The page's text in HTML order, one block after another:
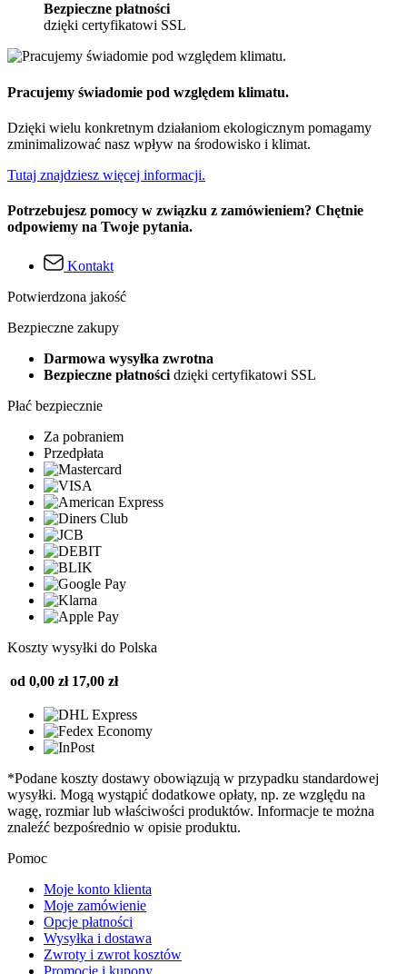
Bezpieczne płatności
dzięki certyfikatowi SSL
Pracujemy świadomie pod względem klimatu.
Dzięki wielu konkretnym działaniom ekologicznym pomagamy
zminimalizować nasz wpływ na środowisko i klimat.
Tutaj znajdziesz więcej informacji.
Potrzebujesz pomocy w związku z zamówieniem? Chętnie
odpowiemy na Twoje pytania.
Kontakt
Potwierdzona jakość
Bezpieczne zakupy
Darmowa wysyłka zwrotna
Bezpieczne płatnościdzięki certyfikatowi SSL
Płać bezpiecznie
Za pobraniem
Przedpłata
Koszty wysyłki do Polska
od 0,00 zł 17,00 zł
*Podane koszty dostawy obowiązują w przypadku standardowej
wysyłki. Mogą wystąpić dodatkowe opłaty, np. ze względu na
wagę, rozmiar lub właściwości produktów. Informacje te można
znaleźć bezpośrednio w opisie produktu.
Pomoc
Moje konto klienta
Moje zamówienie
Opcje płatności
Wysyłka i dostawa
Zwroty i zwrot kosztów